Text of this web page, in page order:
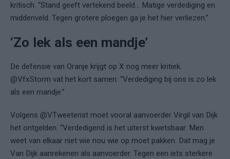
kritisch. “Stand geeft vertekend beeld… Matige verdediging en
middenveld. Tegen grotere ploegen ga je het hier verliezen.”
‘Zo lek als een mandje’
De defensie van Oranje krijgt op X nog meer kritiek.
@VfxStorm vat het kort samen: “Verdediging bij ons is zo lek
als een mandje.”
Volgens @VTweeterist moet vooral aanvoerder Virgil van Dijk
het ontgelden. “Verdedigend is het uiterst kwetsbaar. Men
weet van elkaar niet wie nou wie op moet pakken. Dat mag je
Van Dijk aanrekenen als aanvoerder. Tegen een iets sterkere